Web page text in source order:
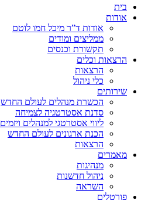
בית
אודות
אודות ד”ר מיכל חמו לוטם
ממליצים ומודים
תקשורת וכנסים
הרצאות וכלים
הרצאות
כלי ניהול
שירותים
הכשרת מנהלים לעולם החדש
סדנת אסטרטגיה לצמיחה
ליווי אסטרטגי למנהלים ויזמים
הכנת ארגונים לעולם החדש
הרצאות
מאמרים
מנהיגות
ניהול חדשנות
השראה
פורטלים